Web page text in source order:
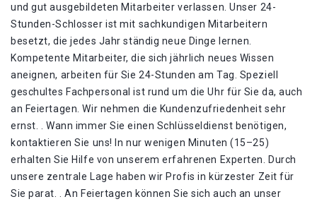
und gut ausgebildeten Mitarbeiter verlassen. Unser 24-
Stunden-Schlosser ist mit sachkundigen Mitarbeitern
besetzt, die jedes Jahr ständig neue Dinge lernen.
Kompetente Mitarbeiter, die sich jährlich neues Wissen
aneignen, arbeiten für Sie 24-Stunden am Tag. Speziell
geschultes Fachpersonal ist rund um die Uhr für Sie da, auch
an Feiertagen. Wir nehmen die Kundenzufriedenheit sehr
ernst. . Wann immer Sie einen Schlüsseldienst benötigen,
kontaktieren Sie uns! In nur wenigen Minuten (15–25)
erhalten Sie Hilfe von unserem erfahrenen Experten. Durch
unsere zentrale Lage haben wir Profis in kürzester Zeit für
Sie parat. . An Feiertagen können Sie sich auch an unser